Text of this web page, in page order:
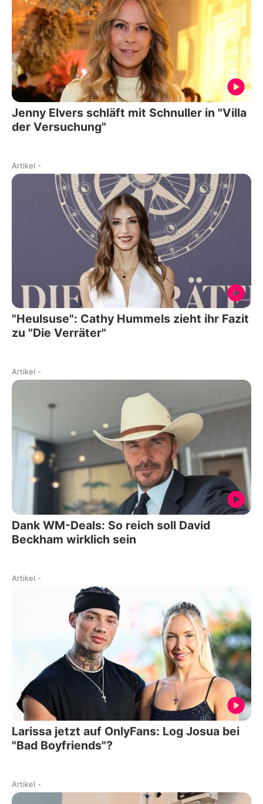
Jenny Elvers schläft mit Schnuller in "Villa
der Versuchung"
Artikel -
"Heulsuse": Cathy Hummels zieht ihr Fazit
zu "Die Verräter"
Artikel -
Dank WM-Deals: So reich soll David
Beckham wirklich sein
Artikel -
Larissa jetzt auf OnlyFans: Log Josua bei
"Bad Boyfriends"?
Artikel -